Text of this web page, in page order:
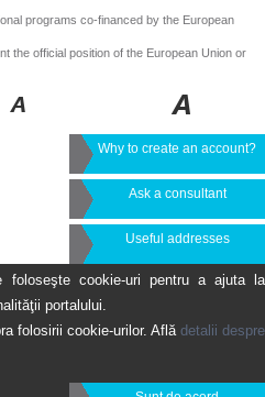
programs co-financed by the European
the official position of the European Union or
Why to create an account?
Ask a consultant
Useful addresses
foloseşte cookie-uri pentru a ajuta la
portalului.
folosirii cookie-urilor. Află detalii despre